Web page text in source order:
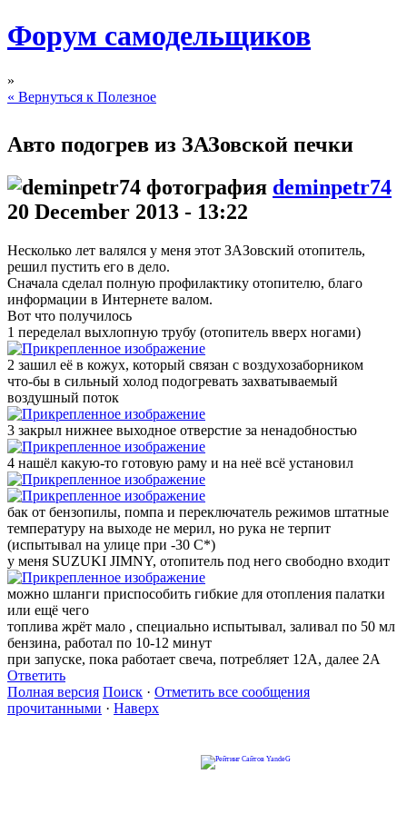
Форум самодельщиков
»
« Вернуться к Полезное
Авто подогрев из ЗАЗовской печки
deminpetr74
20 December 2013 - 13:22
Несколько лет валялся у меня этот ЗАЗовский отопитель,
решил пустить его в дело.
Сначала сделал полную профилактику отопителю, благо
информации в Интернете валом.
Вот что получилось
1 переделал выхлопную трубу (отопитель вверх ногами)
2 зашил её в кожух, который связан с воздухозаборником
что-бы в сильный холод подогревать захватываемый
воздушный поток
3 закрыл нижнее выходное отверстие за ненадобностью
4 нашёл какую-то готовую раму и на неё всё установил
бак от бензопилы, помпа и переключатель режимов штатные
температуру на выходе не мерил, но рука не терпит
(испытывал на улице при -30 С*)
у меня SUZUKI JIMNY, отопитель под него свободно входит
можно шланги приспособить гибкие для отопления палатки
или ещё чего
топлива жрёт мало , специально испытывал, заливал по 50 мл
бензина, работал по 10-12 минут
при запуске, пока работает свеча, потребляет 12А, далее 2А
Ответить
Полная версия Поиск · Отметить все сообщения
прочитанными · Наверх